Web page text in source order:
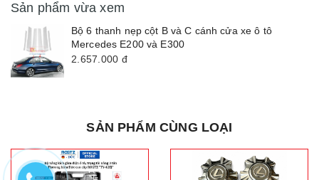
Sản phẩm vừa xem
Bộ 6 thanh nẹp cột B và C cánh cửa xe ô tô
Mercedes E200 và E300
2.657.000 đ
SẢN PHẨM CÙNG LOẠI